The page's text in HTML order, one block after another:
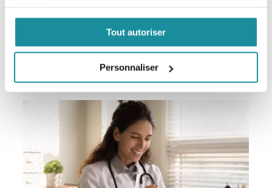
Tout autoriser
Personnaliser